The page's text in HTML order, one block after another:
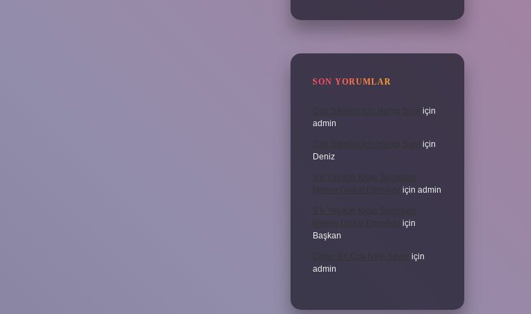
SON YORUMLAR
Can Sıkıntısı Için Hangi Sure için
admin
Can Sıkıntısı Için Hangi Sure için
Deniz
3 6 Yaş Için Kitap Seçerken
Nelere Dikkat Etmeliyiz için admin
3 6 Yaş Için Kitap Seçerken
Nelere Dikkat Etmeliyiz için
Başkan
Cinler En Çok Neyi Sever için
admin